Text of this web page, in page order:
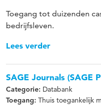
Toegang tot duizenden
bedrijfsleven.
Lees verder
SAGE Journals (SAGE
Categorie: Databank
Toegang: Thuis toegankelijk